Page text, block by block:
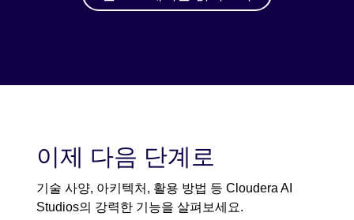
이제 다음 단계로
기술 사양, 아키텍처, 활용 방법 등 Cloudera AI
Studios의 강력한 기능을 살펴보세요.